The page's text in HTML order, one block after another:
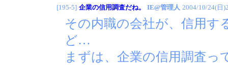
[195-5] 企業の信用調査だね。 IE@管理人 2004/10/24(日
その内職の会社が、信用す
ど…
まずは、企業の信用調査っ